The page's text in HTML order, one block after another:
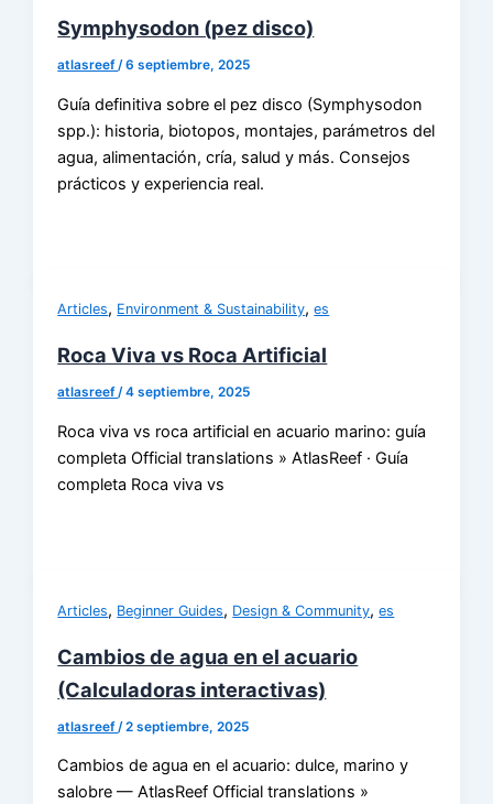
Symphysodon (pez disco)
atlasreef/6 septiembre, 2025
Guía definitiva sobre el pez disco (Symphysodon
spp.): historia, biotopos, montajes, parámetros del
agua, alimentación, cría, salud y más. Consejos
prácticos y experiencia real.
Articles, Environment & Sustainability,es
Roca Viva vs Roca Artificial
atlasreef/4 septiembre, 2025
Roca viva vs roca artificial en acuario marino: guía
completa Official translations » AtlasReef · Guía
completa Roca viva vs
Articles, Beginner Guides, Design & Community,es
Cambios de agua en el acuario
(Calculadoras interactivas)
atlasreef /2 septiembre, 2025
Cambios de agua en el acuario: dulce, marino y
salobre — AtlasReef Official translations »